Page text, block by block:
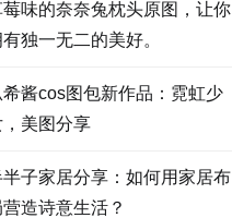
莓味的奈奈兔枕头原图，让你
独一无二的美好。
希酱cos图包新作品：霓虹少
，美图分享
半子家居分享：如何用家居布
造诗意生活？